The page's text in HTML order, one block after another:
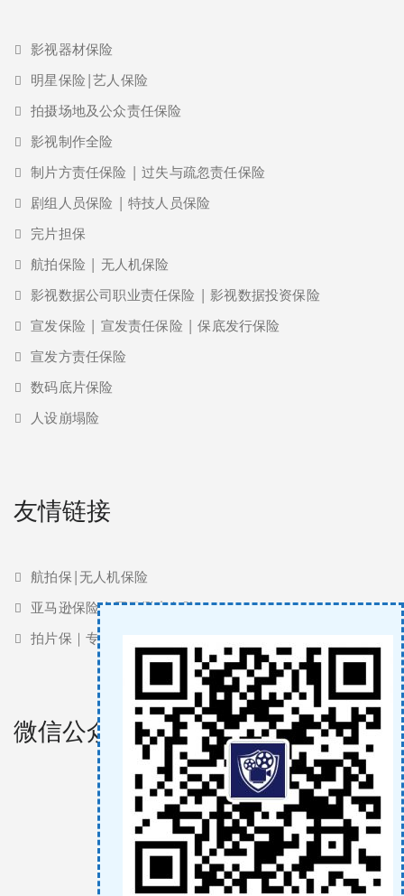
影视器材保险
明星保险|艺人保险
拍摄场地及公众责任保险
影视制作全险
制片方责任保险 | 过失与疏忽责任保险
剧组人员保险 | 特技人员保险
完片担保
航拍保险 | 无人机保险
影视数据公司职业责任保险 | 影视数据投资保险
宣发保险 | 宣发责任保险 | 保底发行保险
宣发方责任保险
数码底片保险
人设崩塌险
友情链接
航拍保|无人机保险
亚马逊保险 | 亚马逊责任险
拍片保｜专业影视保险服务商
微信公众号